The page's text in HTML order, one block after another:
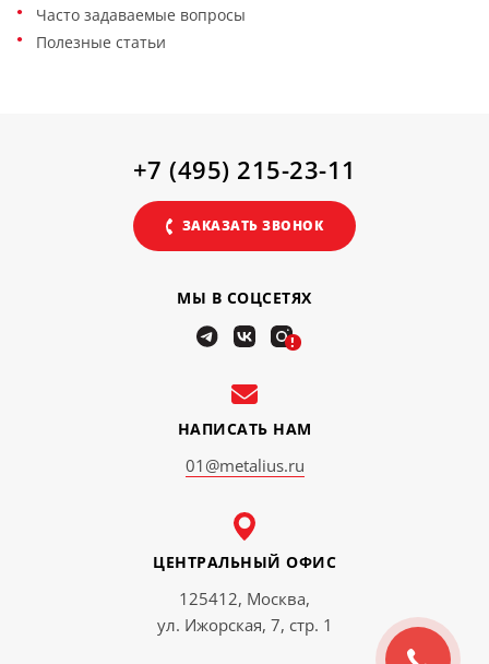
Часто задаваемые вопросы
Полезные статьи
ЦЕНТРАЛЬНЫЙ ОФИС
125412, Москва,
ул. Ижорская, 7, стр. 1
НАПИСАТЬ НАМ
01@metalius.ru
МЫ В СОЦСЕТЯХ
!
+7 (495) 215-23-11
ЗАКАЗАТЬ ЗВОНОК